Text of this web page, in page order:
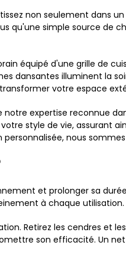
non seulement dans
qu'une simple source de
équipé d'une grille de
dansantes illuminent la
votre espace
expertise reconnue
style de vie, assurant
nous
et prolonger sa
à chaque utilisation.
Retirez les cendres et
son efficacité. Un